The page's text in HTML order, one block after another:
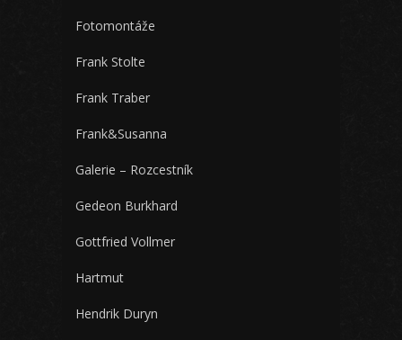
Fotomontáže
Frank Stolte
Frank Traber
Frank&Susanna
Galerie – Rozcestník
Gedeon Burkhard
Gottfried Vollmer
Hartmut
Hendrik Duryn